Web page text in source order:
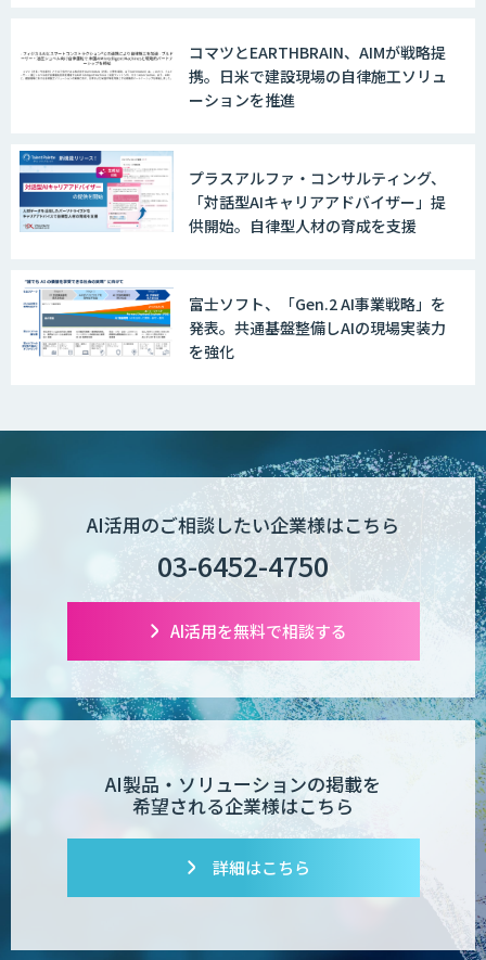
コマツとEARTHBRAIN、AIMが戦略提
携。日米で建設現場の自律施工ソリュ
ーションを推進
プラスアルファ・コンサルティング、
「対話型AIキャリアアドバイザー」提
供開始。自律型人材の育成を支援
富士ソフト、「Gen.2 AI事業戦略」を
発表。共通基盤整備しAIの現場実装力
を強化
AI活用のご相談したい企業様はこちら
03-6452-4750
AI活用を無料で相談する
AI製品・ソリューションの掲載を
希望される企業様はこちら
詳細はこちら